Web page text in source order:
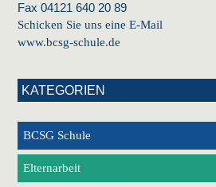
Fax 04121 640 20 89
Schicken Sie uns eine E-Mail
www.bcsg-schule.de
KATEGORIEN
BCSG Schule
Elternarbeit